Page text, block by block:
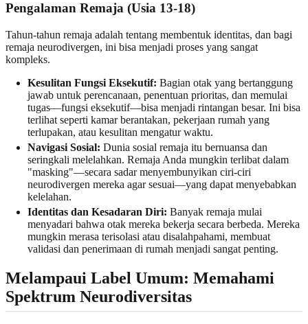
Pengalaman Remaja (Usia 13-18)
Tahun-tahun remaja adalah tentang membentuk identitas, dan bagi
remaja neurodivergen, ini bisa menjadi proses yang sangat
kompleks.
Kesulitan Fungsi Eksekutif: Bagian otak yang bertanggung
jawab untuk perencanaan, penentuan prioritas, dan memulai
tugas—fungsi eksekutif—bisa menjadi rintangan besar. Ini bisa
terlihat seperti kamar berantakan, pekerjaan rumah yang
terlupakan, atau kesulitan mengatur waktu.
Navigasi Sosial: Dunia sosial remaja itu bernuansa dan
seringkali melelahkan. Remaja Anda mungkin terlibat dalam
"masking"—secara sadar menyembunyikan ciri-ciri
neurodivergen mereka agar sesuai—yang dapat menyebabkan
kelelahan.
Identitas dan Kesadaran Diri: Banyak remaja mulai
menyadari bahwa otak mereka bekerja secara berbeda. Mereka
mungkin merasa terisolasi atau disalahpahami, membuat
validasi dan penerimaan di rumah menjadi sangat penting.
Melampaui Label Umum: Memahami
Spektrum Neurodiversitas